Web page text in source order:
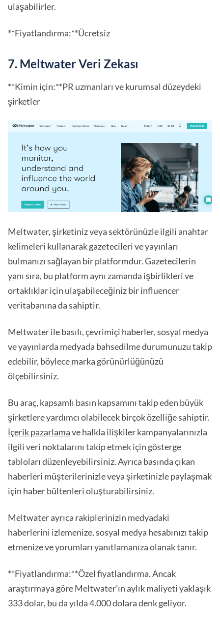
ulaşabilirler.
**Fiyatlandırma:**Ücretsiz
7. Meltwater Veri Zekası
**Kimin için:**PR uzmanları ve kurumsal düzeydeki
şirketler
Meltwater, şirketiniz veya sektörünüzle ilgili anahtar
kelimeleri kullanarak gazetecileri ve yayınları
bulmanızı sağlayan bir platformdur. Gazetecilerin
yanı sıra, bu platform aynı zamanda işbirlikleri ve
ortaklıklar için ulaşabileceğiniz bir influencer
veritabanına da sahiptir.
Meltwater ile basılı, çevrimiçi haberler, sosyal medya
ve yayınlarda medyada bahsedilme durumunuzu takip
edebilir, böylece marka görünürlüğünüzü
ölçebilirsiniz.
Bu araç, kapsamlı basın kapsamını takip eden büyük
şirketlere yardımcı olabilecek birçok özelliğe sahiptir.
İçerik pazarlamave halkla ilişkiler kampanyalarınızla
ilgili veri noktalarını takip etmek için gösterge
tabloları düzenleyebilirsiniz. Ayrıca basında çıkan
haberleri müşterilerinizle veya şirketinizle paylaşmak
için haber bültenleri oluşturabilirsiniz.
Meltwater ayrıca rakiplerinizin medyadaki
haberlerini izlemenize, sosyal medya hesabınızı takip
etmenize ve yorumları yanıtlamanıza olanak tanır.
**Fiyatlandırma:**Özel fiyatlandırma. Ancak
araştırmaya göre Meltwater'ın aylık maliyeti yaklaşık
333 dolar, bu da yılda 4.000 dolara denk geliyor.